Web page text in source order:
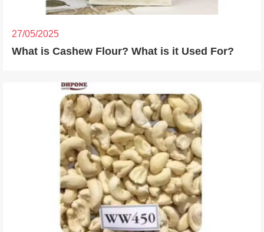
27/05/2025
What is Cashew Flour? What is it Used For?